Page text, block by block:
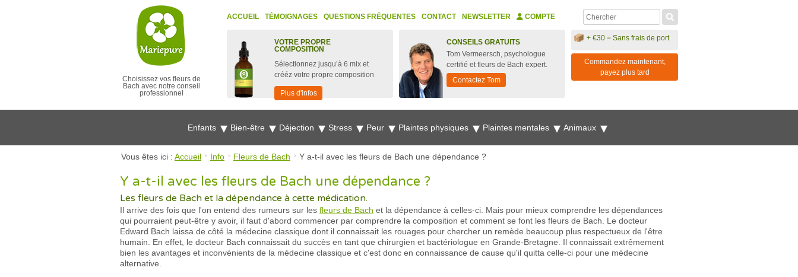
Choisissez vos fleurs de
Bach avec notre conseil
professionnel
ACCUEIL TÉMOIGNAGES QUESTIONS FRÉQUENTES CONTACT NEWSLETTER COMPTE
VOTRE PROPRE
COMPOSITION
Sélectionnez jusqu’à 6 mix et
crééz votre propre composition
Plus d'infos
CONSEILS GRATUITS
Tom Vermeersch, psychologue
certifié et fleurs de Bach expert.
Contactez Tom
+ €30 = Sans frais de port
Commandez maintenant,
payez plus tard
Enfants Bien-être Déjection Stress Peur Plaintes physiques Plaintes mentales Animaux
Vous êtes ici : Accueil Info Fleurs de Bach Y a-t-il avec les fleurs de Bach une dépendance ?
Y a-t-il avec les fleurs de Bach une dépendance ?
Les fleurs de Bach et la dépendance à cette médication.
Il arrive des fois que l'on entend des rumeurs sur les fleurs de Bach et la dépendance à celles-ci. Mais pour mieux comprendre les dépendances
qui pourraient peut-être y avoir, il faut d'abord commencer par comprendre la composition et comment se font les fleurs de Bach. Le docteur
Edward Bach laissa de côté la médecine classique dont il connaissait les rouages pour chercher un remède beaucoup plus respectueux de l'être
humain. En effet, le docteur Bach connaissait du succès en tant que chirurgien et bactériologue en Grande-Bretagne. Il connaissait extrêmement
bien les avantages et inconvénients de la médecine classique et c'est donc en connaissance de cause qu'il quitta celle-ci pour une médecine
alternative.